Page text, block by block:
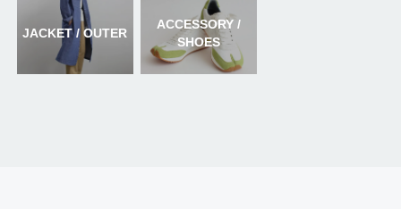
JACKET / OUTER
ACCESSORY /
SHOES